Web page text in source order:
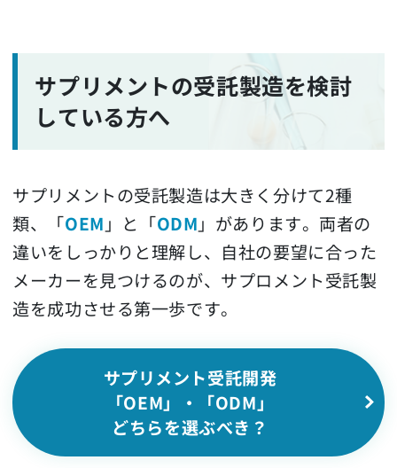
サプリメントの受託製造を検討
している方へ
サプリメントの受託製造は大きく分けて2種
類、「OEM 」と「ODM 」があります。両者の
違いをしっかりと理解し、自社の要望に合った
メーカーを見つけるのが、サプロメント受託製
造を成功させる第一歩です。
サプリメント受託開発
「OEM」・「ODM」
どちらを選ぶべき？